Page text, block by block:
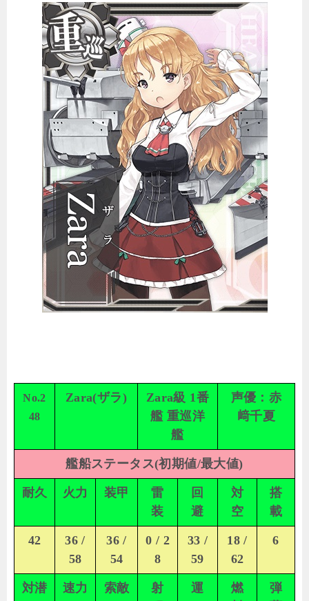
No.2
48
Zara(ザラ)
Zara級 1番
艦 重巡洋
艦
声優：赤
﨑千夏
艦船ステータス(初期値/最大値)
耐久 火力 装甲
雷
装
回
避
対
空
搭
載
42
36 /
58
36 /
54
0 / 2
8
33 /
59
18 /
62
6
対潜 速力 索敵
射
運
燃
弾